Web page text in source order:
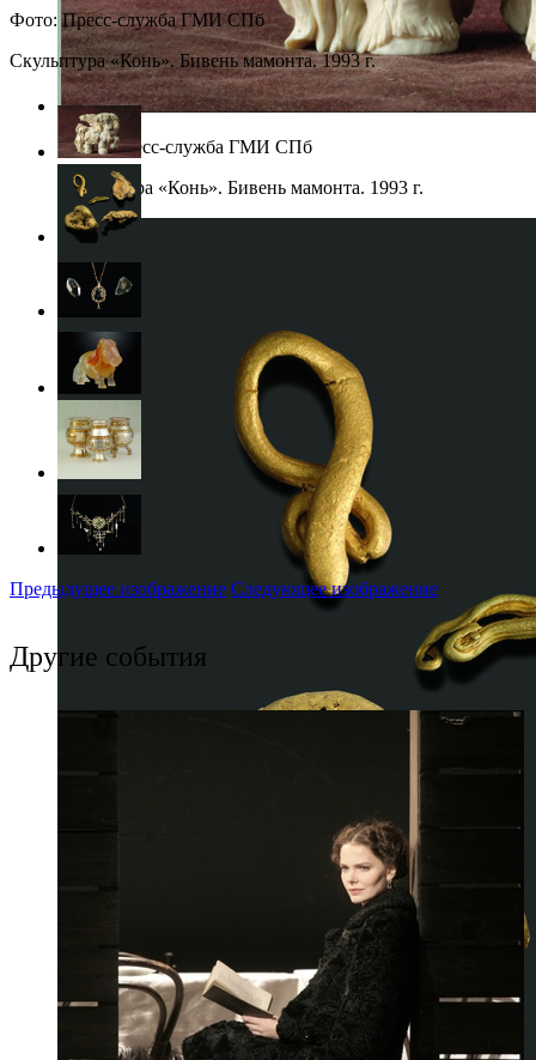
Фото: Пресс-служба ГМИ СПб
Скульптура «Конь». Бивень мамонта. 1993 г.
Фото: Пресс-служба ГМИ СПб
Скульптура «Конь». Бивень мамонта. 1993 г.
Предыдущее изображение Следующее изображение
Другие события